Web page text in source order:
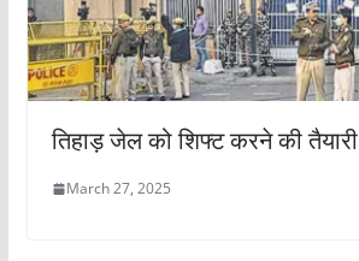
तिहाड़ जेल को शिफ्ट करने की तैयारी
March 27, 2025